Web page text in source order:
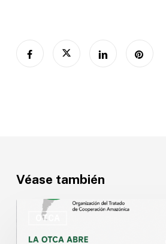
Véase también
OTCA